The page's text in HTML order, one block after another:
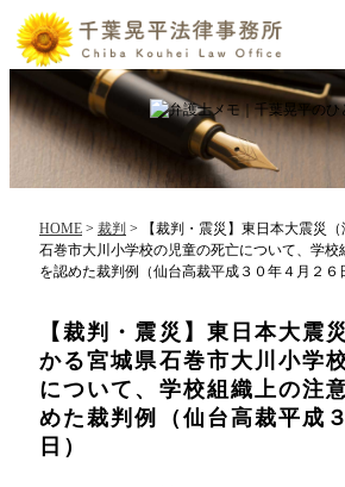
HOME > 裁判 >
【裁判・震災】東日本大震災
石巻市大川小学校の児童の死亡について、学校
を認めた裁判例（仙台高裁平成３０年４月２６
【裁判・震災】東日本大震
かる宮城県石巻市大川小学
について、学校組織上の注
めた裁判例（仙台高裁平成
日）